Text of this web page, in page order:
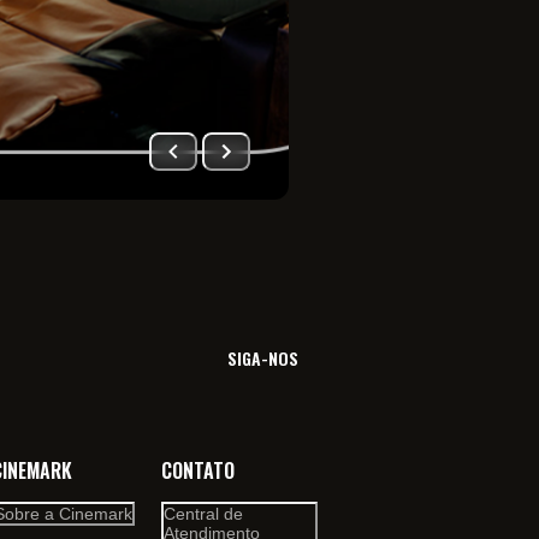
SIGA-NOS
a Cinemark
CONTATO
Central de
Atendimento